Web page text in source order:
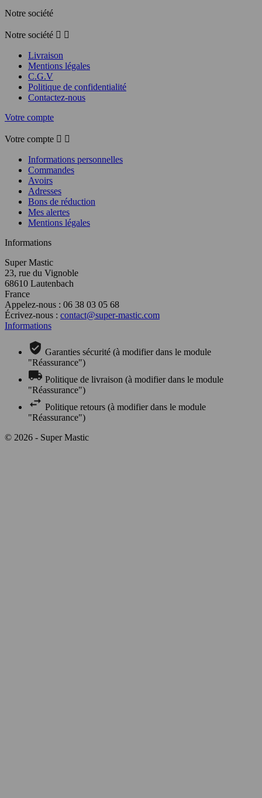
Notre société
Notre société  
Livraison
Mentions légales
C.G.V
Politique de confidentialité
Contactez-nous
Votre compte
Votre compte  
Informations personnelles
Commandes
Avoirs
Adresses
Bons de réduction
Mes alertes
Mentions légales
Informations
Super Mastic
23, rue du Vignoble
68610 Lautenbach
France
Appelez-nous : 06 38 03 05 68
Écrivez-nous : contact@super-mastic.com
Informations
Garanties sécurité (à modifier dans le module
"Réassurance")
Politique de livraison (à modifier dans le module
"Réassurance")
Politique retours (à modifier dans le module
"Réassurance")
© 2026 - Super Mastic